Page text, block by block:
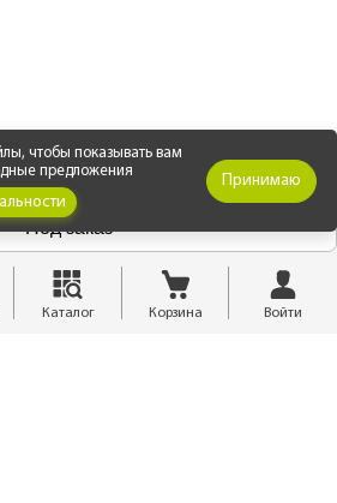
Под заказ
чтобы показывать вам
предложения
Принимаю
Каталог Корзина Войти